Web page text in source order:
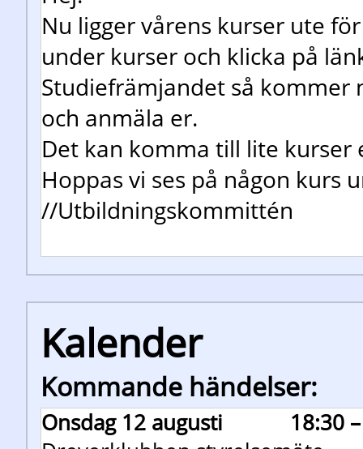
Nu ligger vårens kurser ute
under kurser och klicka på
Studiefrämjandet så kommer
och anmäla er.
Det kan komma till lite kurser
Hoppas vi ses på någon kurs
//Utbildningskommittén
Kalender
Kommande händelser:
Onsdag 12 augusti
18:30